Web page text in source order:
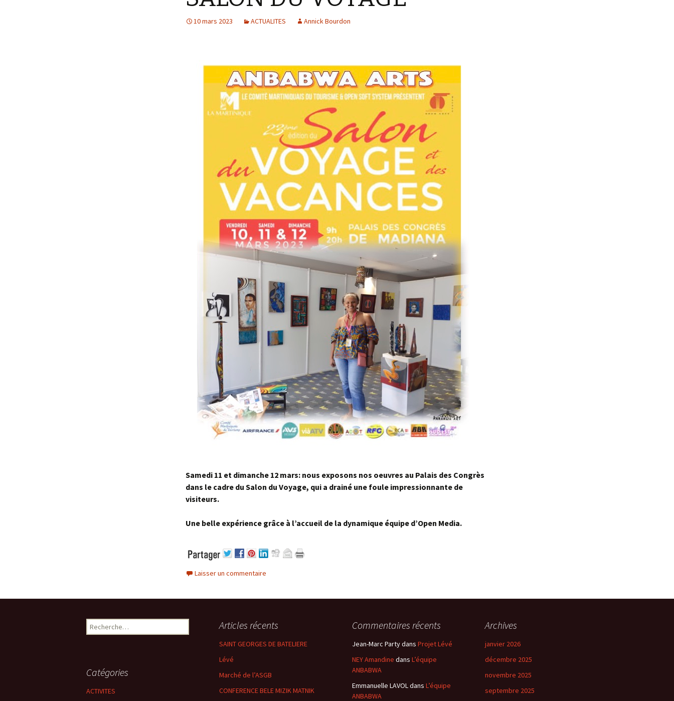
stylisme ANBABWA ARTS :
ANBABWA ARTS au Lycée
Acajou 2
ANBABWA ARTS à la
PRESENCEKREOL.
ANBABWA ARTS au
Martinique Jazz Festival
2015
ANBABWA ARTS à la 13°
édition du Biguine jazz
Festival de Saint-Pierre.
ANBABWA ARTS au
LEZART’ à Trinité, en
juillet 2015.
LE 22 MAI D’ANBABWA
ARTS
ANBABWA ARTS à la
conférence de l’AMDOR
ANBABWA à la maison de
la culture de Trinité
janvier 2015.
Caméra au poing.
ANBABWA ARTS fait le
buzz…
ANBABWA ARTS au
Martinique Jazz festival
le 7 décembre 2014.
ANBABWA ARTS à la fête
ANBABWA ARTS au
« Biguine jazz festival »
de Saint-Pierre
ARTS à l’ATRIUM à Fort-
de-France
10 mars 2023 ACTUALITES Annick Bourdon
Samedi 11 et dimanche 12 mars: nous exposons nos oeuvres au Palais des Congrès
dans le cadre du Salon du Voyage, qui a drainé une foule impressionnante de
visiteurs.
Une belle expérience grâce à l’accueil de la dynamique équipe d’Open Media.
Laisser un commentaire
Rechercher : Articles récents
SAINT GEORGES DE BATELIERE
Lévé
Marché de l’ASGB
CONFERENCE BELE MIZIK MATNIK
Commentaires récents
Jean-Marc Partydans Projet Lévé
NEY Amandine dans L’équipe
ANBABWA
Emmanuelle LAVOLdans L’équipe
ANBABWA
Archives
janvier 2026
décembre 2025
novembre 2025
septembre 2025
Catégories
ACTIVITES